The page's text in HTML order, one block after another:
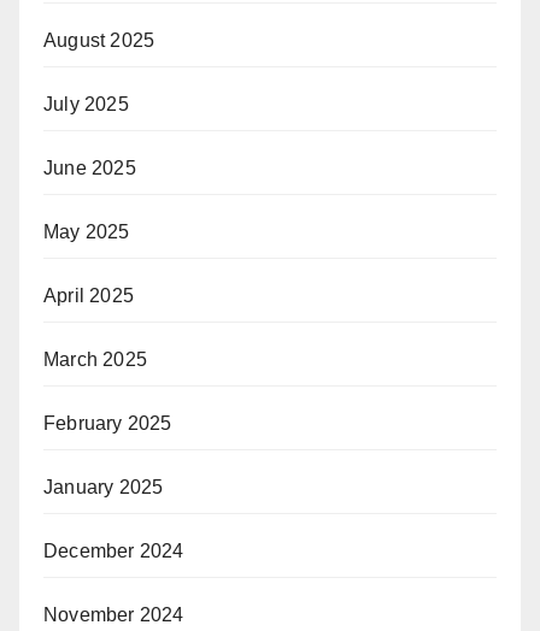
August 2025
July 2025
June 2025
May 2025
April 2025
March 2025
February 2025
January 2025
December 2024
November 2024